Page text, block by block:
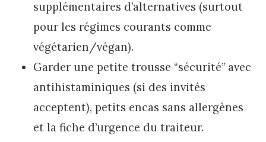
supplémentaires d’alternatives (surtout
pour les régimes courants comme
végétarien/végan).
Garder une petite trousse “sécurité” avec
antihistaminiques (si des invités
acceptent), petits encas sans allergènes
et la fiche d’urgence du traiteur.